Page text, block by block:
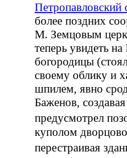
Петропавловский
более поздних
М. Земцовым
теперь увидеть
богородицы
своему облику и
шпилем, явно
Баженов,
предусмотрел
куполом
перестраивая